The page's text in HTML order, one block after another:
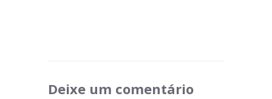
Deixe um comentário